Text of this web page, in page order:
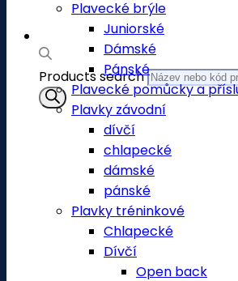
Products search
Plavecké brýle
Juniorské
Dámské
Pánské
Plavecké pomůcky a
Plavky závodní
dívčí
chlapecké
dámské
pánské
Plavky tréninkové
Chlapecké
Dívčí
Open back